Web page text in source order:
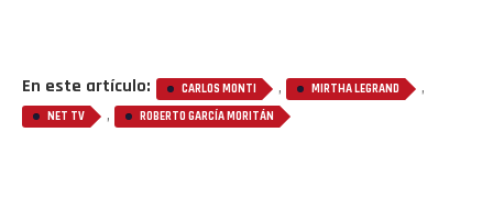
En este artículo: CARLOS MONTI , MIRTHA LEGRAND ,
NET TV , ROBERTO GARCÍA MORITÁN